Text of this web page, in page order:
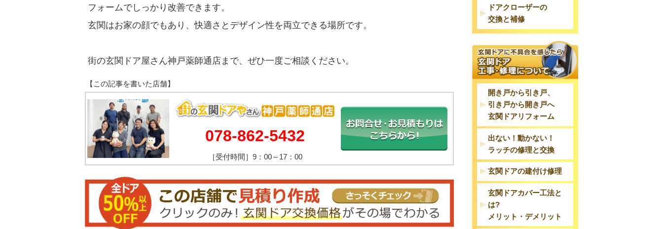
フォームでしっかり改善できます。
玄関はお家の顔でもあり、快適さとデザイン性を両立できる場所です。
街の玄関ドア屋さん神戸薬師通店まで、ぜひ一度ご相談ください。
078-862-5432
［受付時間］9：00～17：00
ドアクローザーの
交換と補修
開き戸から引き戸、
引き戸から開き戸へ
玄関ドアリフォーム
出ない！動かない！
ラッチの修理と交換
玄関ドアの建付け修理
玄関ドアカバー工法と
は?
メリット・デメリット